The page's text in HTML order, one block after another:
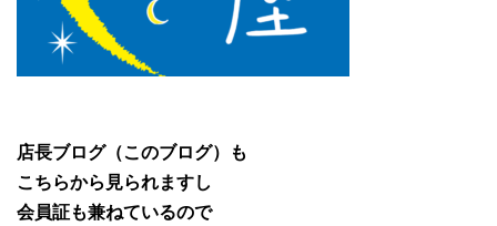
店長ブログ（このブログ）も
こちらから見られますし
会員証も兼ねているので